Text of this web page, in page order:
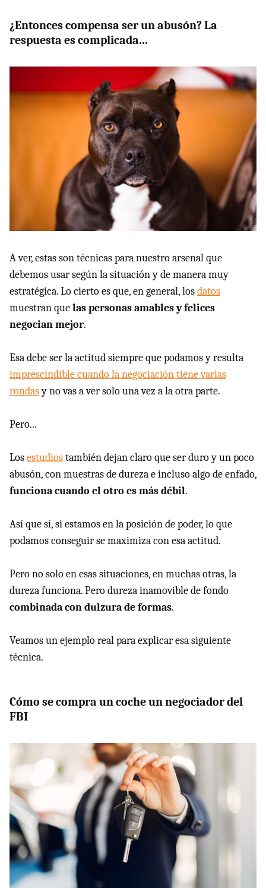
¿Entonces compensa ser un abusón? La
respuesta es complicada...
A ver, estas son técnicas para nuestro arsenal que
debemos usar según la situación y de manera muy
estratégica. Lo cierto es que, en general, losdatos
muestran quelas personas amables y felices
negocian mejor.
Esa debe ser la actitud siempre que podamos y resulta
imprescindible cuando la negociación tiene varias
rondasy no vas a ver solo una vez a la otra parte.
Pero...
Losestudiostambién dejan claro que ser duro y un poco
abusón, con muestras de dureza e incluso algo de enfado,
funciona cuando el otro es más débil.
Así que sí, si estamos en la posición de poder, lo que
podamos conseguir se maximiza con esa actitud.
Pero no solo en esas situaciones, en muchas otras, la
dureza funciona. Pero dureza inamovible de fondo
combinada con dulzura de formas.
Veamos un ejemplo real para explicar esa siguiente
técnica.
Cómo se compra un coche un negociador del
FBI